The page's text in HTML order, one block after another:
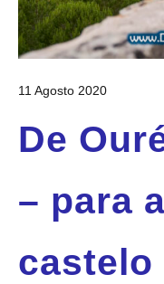
11 Agosto 2020
De
– para
castelo